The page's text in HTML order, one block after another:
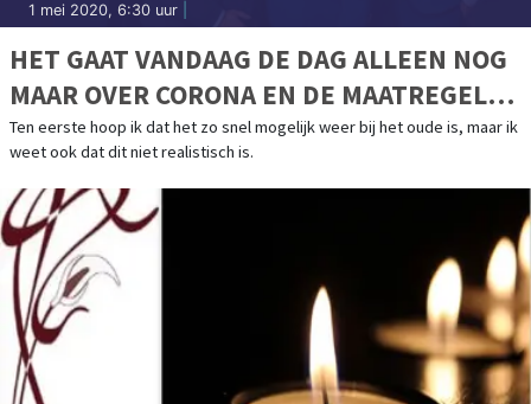
1 mei 2020, 6:30 uur
HET GAAT VANDAAG DE DAG ALLEEN NOG
MAAR OVER CORONA EN DE MAATREGELEN
DIE HIER AAN VASTZITTEN.
Ten eerste hoop ik dat het zo snel mogelijk weer bij het oude is, maar ik
weet ook dat dit niet realistisch is.